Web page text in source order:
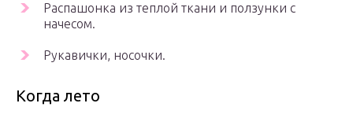
Распашонка из теплой ткани и ползунки с
начесом.
Рукавички, носочки.
Когда лето